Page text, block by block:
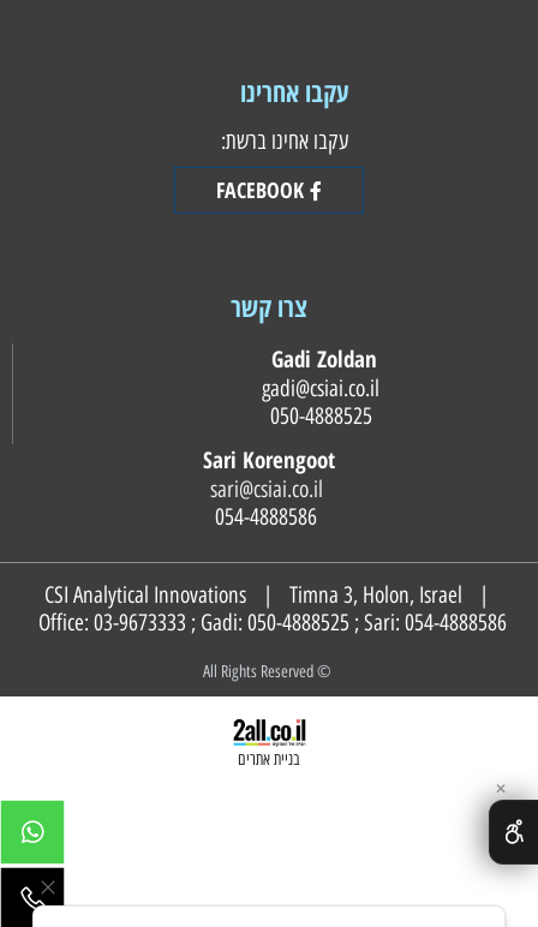
עקבו אחרינו
עקבו אחינו ברשת:
FACEBOOK
צרו קשר
Gadi Zoldan
Sari Korengoot
sari@csiai.co.il
CSI Analytical Innovations | Timna 3, Holon, Israel |
Office: 03-9673333 ; Gadi: 050-4888525 ; Sari: 054-4888586
© All Rights Reserved
בניית אתרים
✕